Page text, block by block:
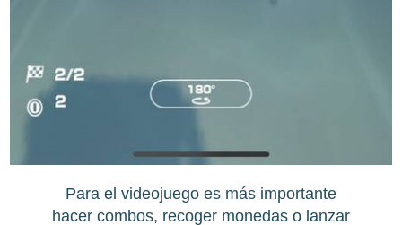
Para el videojuego es más importante
hacer combos, recoger monedas o lanzar